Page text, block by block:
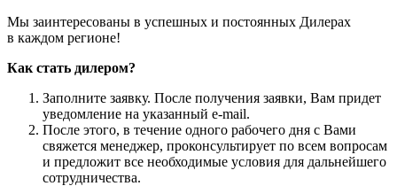
Мы заинтересованы в успешных и постоянных Дилерах
в каждом регионе!
Как стать дилером?
Заполните заявку. После получения заявки, Вам придет
уведомление на указанный e-mail.
После этого, в течение одного рабочего дня с Вами
свяжется менеджер, проконсультирует по всем вопросам
и предложит все необходимые условия для дальнейшего
сотрудничества.